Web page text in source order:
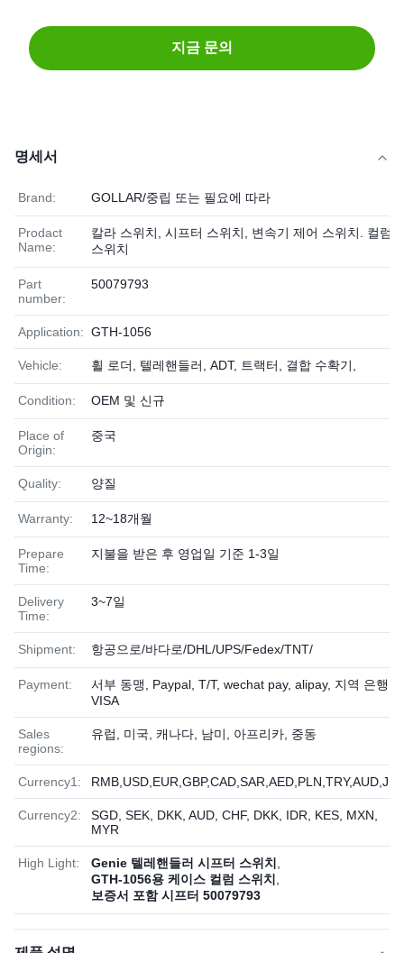
지금 문의
명세서
Brand: GOLLAR/중립 또는 필요에 따라
Prodact
Name:
칼라 스위치, 시프터 스위치, 변속기 제어 스위치. 컬럼
스위치
Part
number:
50079793
Application: GTH-1056
Vehicle: 휠 로더, 텔레핸들러, ADT, 트랙터, 결합 수확기,
Condition: OEM 및 신규
Place of
Origin:
중국
Quality: 양질
Warranty: 12~18개월
Prepare
Time:
지불을 받은 후 영업일 기준 1-3일
Delivery
Time:
3~7일
Shipment: 항공으로/바다로/DHL/UPS/Fedex/TNT/
Payment:
서부 동맹, Paypal, T/T, wechat pay, alipay, 지역 은행,
VISA
Sales
regions:
유럽, 미국, 캐나다, 남미, 아프리카, 중동
Currency1: RMB,USD,EUR,GBP,CAD,SAR,AED,PLN,TRY,AUD,JPY
Currency2:
SGD, SEK, DKK, AUD, CHF, DKK, IDR, KES, MXN,
MYR
High Light: Genie 텔레핸들러 시프터 스위치
GTH-1056용 케이스 컬럼 스위치
보증서 포함 시프터 50079793